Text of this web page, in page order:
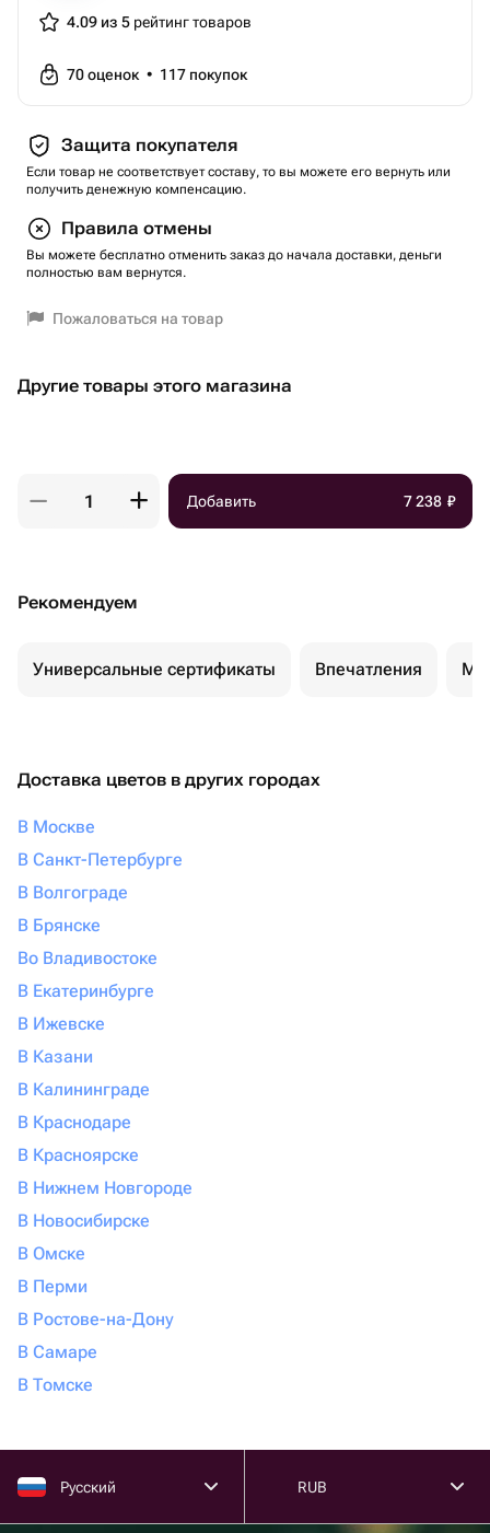
весом свыше 90 кг.
алкогольного и/или наркотического опьянения.
не возвращается и услуга считается оказанной).
Тип сертификата: подарки-впечатления
Тематика: полеты
Тематика: с детьми
Тематика: экстрим
Вес: 0.1 кг..
4.09 из 5 рейтинг товаров
70оценок • 117 покупок
Защита покупателя
Если товар не соответствует составу, то вы можете его вернуть или
получить денежную компенсацию.
Правила отмены
Вы можете бесплатно отменить заказ до начала доставки, деньги
полностью вам вернутся.
Пожаловаться на товар
Другие товары этого магазина
Добавить 7 238 ₽
Рекомендуем
Универсальные сертификаты Впечатления
Доставка цветов в других городах
В Москве
В Санкт-Петербурге
В Волгограде
В Брянске
Во Владивостоке
В Екатеринбурге
В Ижевске
В Казани
В Калининграде
В Краснодаре
В Красноярске
В Нижнем Новгороде
В Новосибирске
В Омске
В Перми
В Ростове-на-Дону
В Самаре
В Томске
Русский RUB